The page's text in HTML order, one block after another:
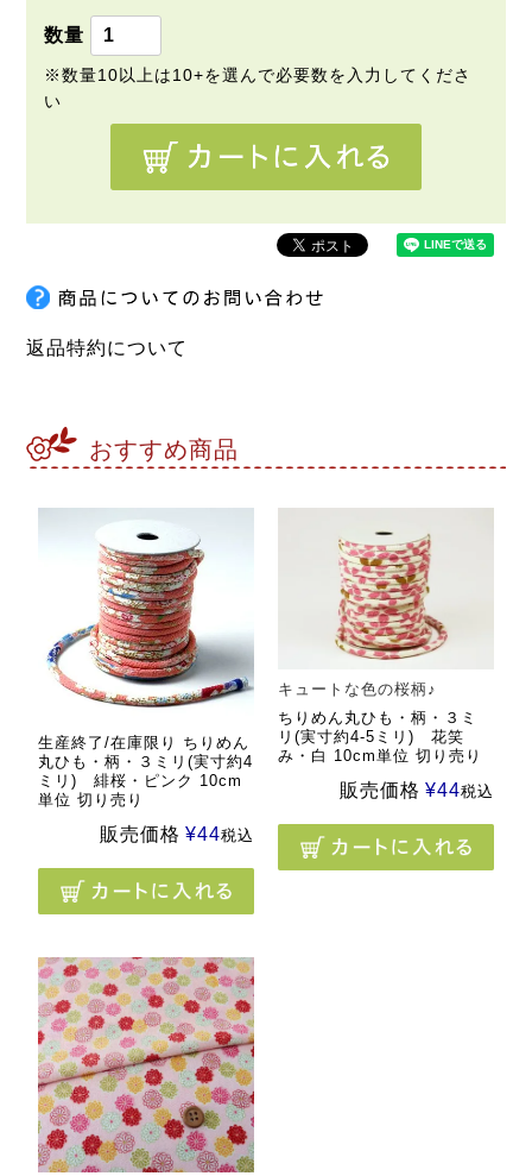
返品特約について
おすすめ商品
生産終了/在庫限り ちりめん
丸ひも・柄・３ミリ(実寸約4
ミリ) 緋桜・ピンク 10cm
単位 切り売り
販売価格 ¥44税込
キュートな色の桜柄♪
ちりめん丸ひも・柄・３ミ
リ(実寸約4-5ミリ) 花笑
み・白 10cm単位 切り売り
販売価格 ¥44税込